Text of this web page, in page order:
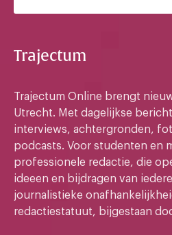
Trajectum
Trajectum Online brengt
Utrecht. Met dagelijkse
interviews, achtergronden,
podcasts. Voor studenten en
professionele redactie, die
ideeen en bijdragen van
journalistieke
redactiestatuut, bijgestaan